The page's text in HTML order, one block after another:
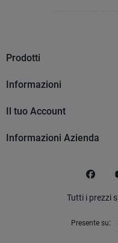
Prodotti
Informazioni
Il tuo Account
Informazioni Azienda
Tutti i prezzi
Presente su: